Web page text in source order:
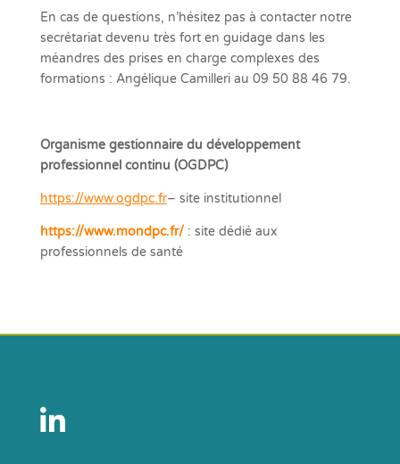
En cas de questions, n’hésitez pas à contacter notre
secrétariat devenu très fort en guidage dans les
méandres des prises en charge complexes des
formations : Angélique Camilleri au 09 50 88 46 79.
Organisme gestionnaire du développement
professionnel continu (OGDPC)
https://www.ogdpc.fr– site institutionnel
https://www.mondpc.fr/: site dédié aux
professionnels de santé
